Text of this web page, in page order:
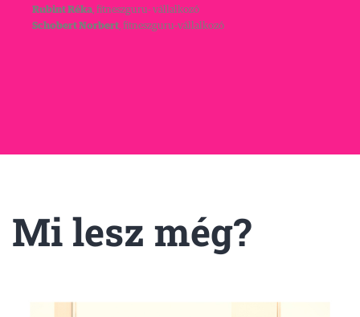
Rubint Réka, fitneszguru- vállalkozó
Schobert Norbert, fitneszguru-vállalkozó
Mi lesz még?